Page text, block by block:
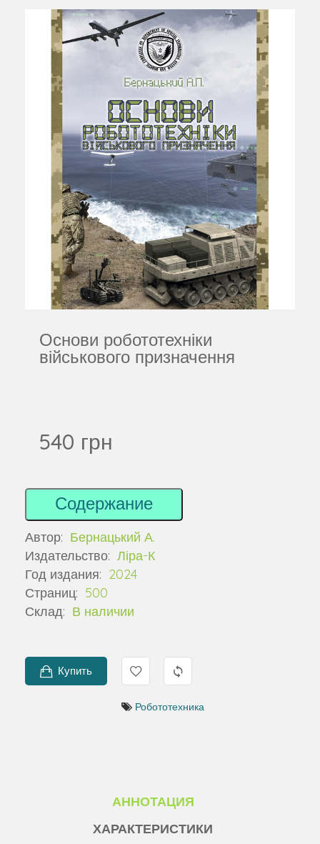
Основи робототехніки
військового призначення
540 грн
Содержание
Автор: Бернацький А.
Издательство: Ліра-К
Год издания: 2024
Страниц: 500
Склад: В наличии
Купить
Робототехника
АННОТАЦИЯ
ХАРАКТЕРИСТИКИ